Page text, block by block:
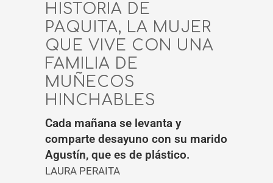
HISTORIA DE
PAQUITA, LA MUJER
QUE VIVE CON UNA
FAMILIA DE
MUÑECOS
HINCHABLES
Cada mañana se levanta y
comparte desayuno con su marido
Agustín, que es de plástico.
LAURA PERAITA